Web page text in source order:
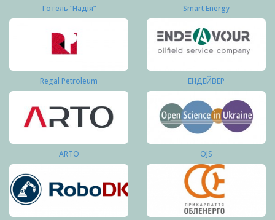
Готель “Надія” Smart Energy
Regal Petroleum ЕНДЕЙВЕР
ARTO OJS